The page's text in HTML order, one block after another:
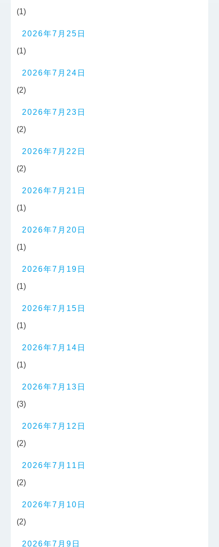
(1)
2026年7月25日
(1)
2026年7月24日
(2)
2026年7月23日
(2)
2026年7月22日
(2)
2026年7月21日
(1)
2026年7月20日
(1)
2026年7月19日
(1)
2026年7月15日
(1)
2026年7月14日
(1)
2026年7月13日
(3)
2026年7月12日
(2)
2026年7月11日
(2)
2026年7月10日
(2)
2026年7月9日